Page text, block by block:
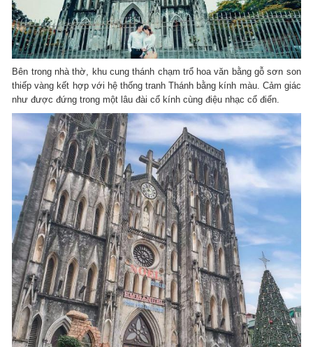
Bên trong nhà thờ, khu cung thánh chạm trổ hoa văn bằng gỗ sơn son
thiếp vàng kết hợp với hệ thống tranh Thánh bằng kính màu. Cảm giác
như được đứng trong một lâu đài cổ kính cùng điệu nhạc cổ điển.